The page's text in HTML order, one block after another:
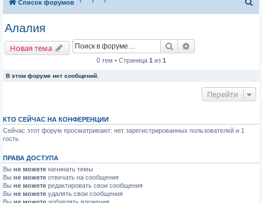
Список форумов
о
Алалия
Новая тема Поиск
0 тем • Страница 1 из 1
В этом форуме нет сообщений.
Перейти
КТО СЕЙЧАС НА КОНФЕРЕНЦИИ
Сейчас этот форум просматривают: нет зарегистрированных пользователей и 1
гость
ПРАВА ДОСТУПА
Вы не можете начинать темы
Вы не можете отвечать на сообщения
Вы не можете редактировать свои сообщения
Вы не можете удалять свои сообщения